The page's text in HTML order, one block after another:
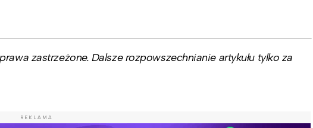
zastrzeżone. Dalsze rozpowszechnianie artykułu tylko za
REKLAMA